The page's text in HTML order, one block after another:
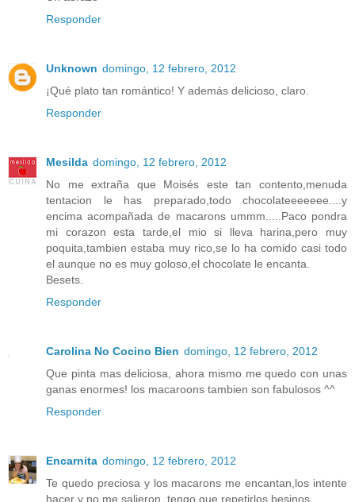
Responder
Unknown domingo, 12 febrero, 2012
¡Qué plato tan romántico! Y además delicioso, claro.
Responder
Mesilda domingo, 12 febrero, 2012
No me extraña que Moisés este tan contento,menuda
tentacion le has preparado,todo chocolateeeeeee....y
encima acompañada de macarons ummm.....Paco pondra
mi corazon esta tarde,el mio si lleva harina,pero muy
poquita,tambien estaba muy rico,se lo ha comido casi todo
el aunque no es muy goloso,el chocolate le encanta.
Besets.
Responder
Carolina No Cocino Bien domingo, 12 febrero, 2012
Que pinta mas deliciosa, ahora mismo me quedo con unas
ganas enormes! los macaroons tambien son fabulosos ^^
Responder
Encarnita domingo, 12 febrero, 2012
Te quedo preciosa y los macarons me encantan,los intente
hacer y no me salieron ,tengo que repetirlos.besinos